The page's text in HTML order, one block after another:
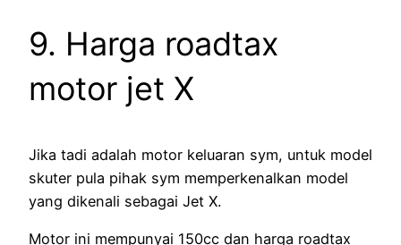
9. Harga roadtax
motor jet X
Jika tadi adalah motor keluaran sym, untuk model
skuter pula pihak sym memperkenalkan model
yang dikenali sebagai Jet X.
Motor ini mempunyai 150cc dan harga roadtax